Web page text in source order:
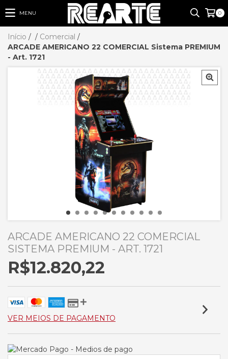
MENU 0
Início / / Comercial /
ARCADE AMERICANO 22 COMERCIAL Sistema PREMIUM
- Art. 1721
ARCADE AMERICANO 22 COMERCIAL
SISTEMA PREMIUM - ART. 1721
R$12.820,22
VER MEIOS DE PAGAMENTO